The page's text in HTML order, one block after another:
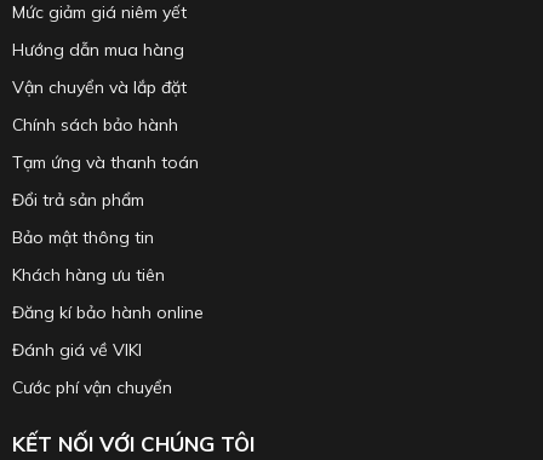
Mức giảm giá niêm yết
Hướng dẫn mua hàng
Vận chuyển và lắp đặt
Chính sách bảo hành
Tạm ứng và thanh toán
Đổi trả sản phẩm
Bảo mật thông tin
Khách hàng ưu tiên
Đăng kí bảo hành online
Đánh giá về VIKI
Cước phí vận chuyển
KẾT NỐI VỚI CHÚNG TÔI